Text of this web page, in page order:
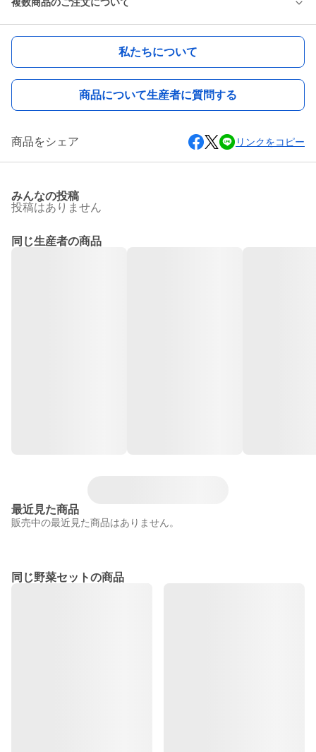
私たちについて
商品について生産者に質問する
商品をシェア リンクをコピー
みんなの投稿
投稿はありません
同じ生産者の商品
最近見た商品
販売中の最近見た商品はありません。
同じ野菜セットの商品